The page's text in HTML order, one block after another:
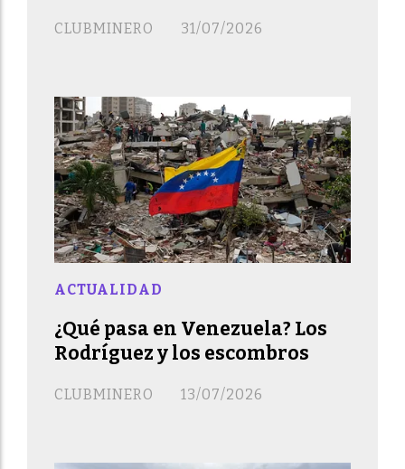
CLUBMINERO 31/07/2026
¿Qué pasa en Venezuela? Los
Rodríguez y los escombros
CLUBMINERO
ACTUALIDAD
13/07/2026